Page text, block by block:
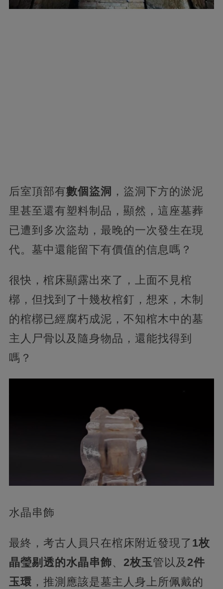
后室頂部有數個盜洞 ，盜洞下方的淤泥
里甚至還有塑料制品，顯然，這座墓葬
已遭到多次盜劫，最晚的一次發生在現
代。墓中還能留下有價值的信息嗎？
很快，棺床顯露出來了，上面不見棺
槨，但找到了十幾枚棺釘，想來，木制
的棺槨已經腐朽成泥，不知棺木中的墓
主人尸骨以及隨身物品，還能找得到
嗎？
水晶串飾
最終，考古人員只在棺床附近發現了 1枚
晶瑩剔透的水晶串飾、 2枚玉管以及 2件
玉環 ，推測應該是墓主人身上所佩戴的